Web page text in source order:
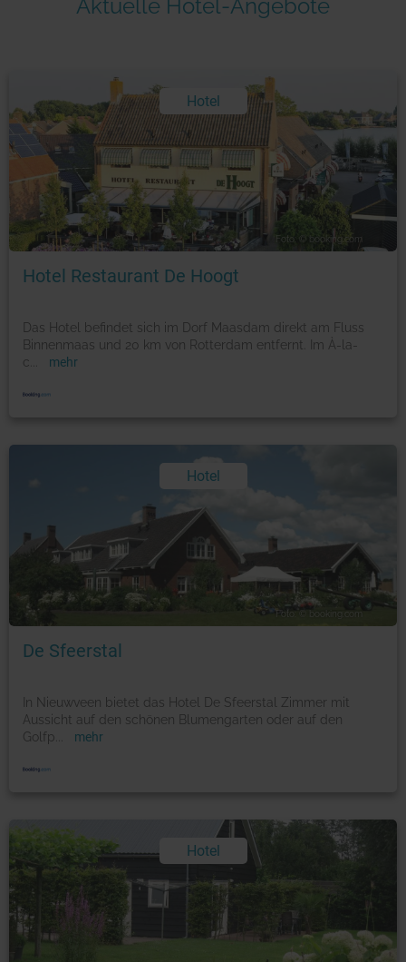
Aktuelle Hotel-Angebote
Hotel
Foto: © booking.com
Hotel Restaurant De Hoogt
Das Hotel befindet sich im Dorf Maasdam direkt am Fluss
Binnenmaas und 20 km von Rotterdam entfernt. Im À-la-
c
mehr
Hotel
Foto: © booking.com
De Sfeerstal
In Nieuwveen bietet das Hotel De Sfeerstal Zimmer mit
Aussicht auf den schönen Blumengarten oder auf den
Golfp
mehr
Hotel